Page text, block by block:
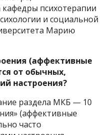
психотерапии
и социальной
Марию
(аффективные
от обычных,
настроения?
раздела МКБ — 10
(аффективные
часто